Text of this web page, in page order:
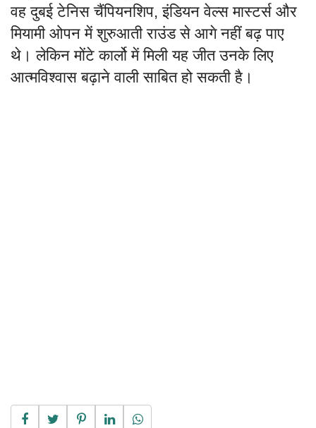
वह दुबई टेनिस चैंपियनशिप, इंडियन वेल्स मास्टर्स और
मियामी ओपन में शुरुआती राउंड से आगे नहीं बढ़ पाए
थे। लेकिन मोंटे कार्लो में मिली यह जीत उनके लिए
आत्मविश्वास बढ़ाने वाली साबित हो सकती है।